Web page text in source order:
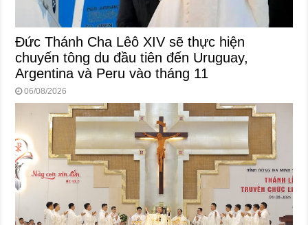
Đức Thánh Cha Lêô XIV sẽ thực hiện
chuyến tông du đầu tiên đến Uruguay,
Argentina và Peru vào tháng 11
06/08/2026